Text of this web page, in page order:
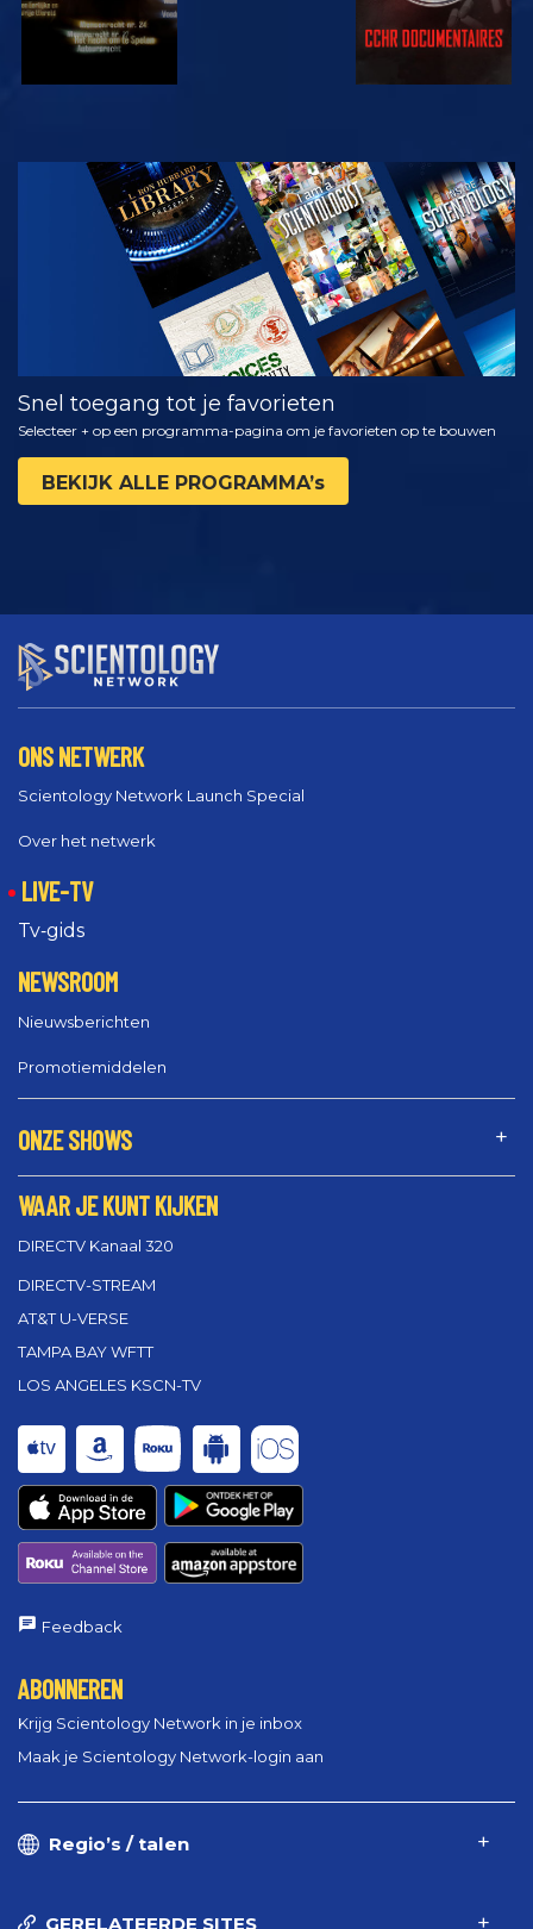
KIJK
VERKEN DE
SERIE
Snel toegang tot je favorieten
Selecteer + op een programma-pagina om je favorieten op te bouwen
BEKIJK ALLE PROGRAMMA’s
ONS NETWERK
Scientology Network Launch Special
Over het netwerk
LIVE-TV
Tv‑gids
NEWSROOM
Nieuwsberichten
Promotiemiddelen
ONZE SHOWS
WAAR JE KUNT KIJKEN
DIRECTV Kanaal 320
DIRECTV-STREAM
AT&T U-VERSE
TAMPA BAY WFTT
LOS ANGELES KSCN-TV
Feedback
ABONNEREN
Krijg Scientology Network in je inbox
Maak je Scientology Network-login aan
Regio’s / talen
GERELATEERDE SITES